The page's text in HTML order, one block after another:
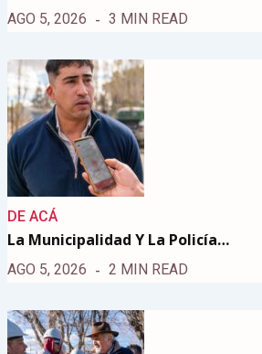
AGO 5, 2026 3 MIN READ
DE ACÁ
La Municipalidad Y La Policía…
AGO 5, 2026 2 MIN READ